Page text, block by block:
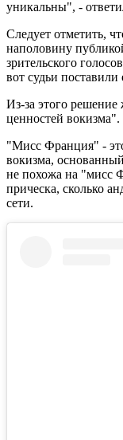
уникальны", -
Следует отметить,
наполовину
зрительского
вот судьи поставили
Из-за этого
ценностей вокизма".
"Мисс Франция" -
вокизма,
не похожа на "мисс
прическа, сколько
сети.